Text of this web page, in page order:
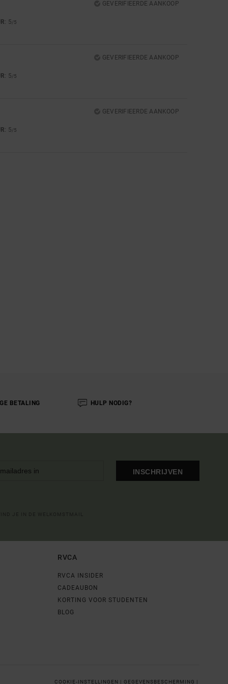
GEVERIFIEERDE AANKOOP
: 5/5
GEVERIFIEERDE AANKOOP
: 5/5
GEVERIFIEERDE AANKOOP
: 5/5
BETALING HULP NODIG?
INSCHRIJVEN
RVCA
RVCA INSIDER
CADEAUBON
KORTING VOOR STUDENTEN
BLOG
COOKIE-INSTELLINGEN | GEGEVENSBESCHERMING |